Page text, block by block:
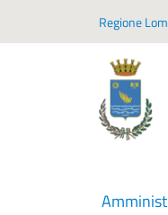
Regione